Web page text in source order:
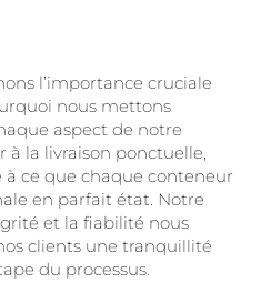
l’importance cruciale
nous mettons
aspect de notre
à la livraison ponctuelle,
ce que chaque conteneur
en parfait état. Notre
et la fiabilité nous
clients une tranquillité
du processus.